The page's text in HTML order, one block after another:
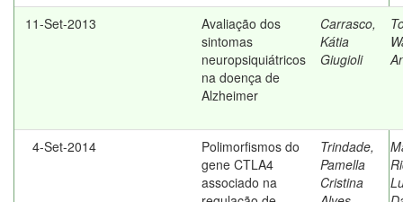
11-Set-2013
Avaliação dos
sintomas
neuropsiquiátricos
na doença de
Alzheimer
Carrasco,
Kátia
Giugioli
4-Set-2014
Polimorfismos do
gene CTLA4
associado na
Trindade,
Pamella
Cristina